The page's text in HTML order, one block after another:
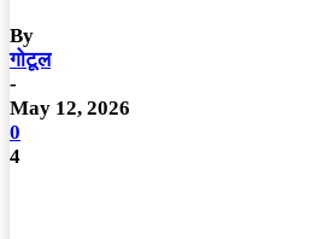
By
गोटूल
-
May 12, 2026
0
4